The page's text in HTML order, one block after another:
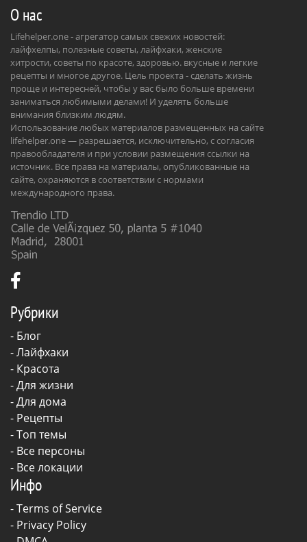
О нас
Lifehelper.one - агрегатор самых свежих новостей:
лайфхелпы, полезные советы, лайфхаки, женские
хитрости, советы по красоте, здоровью. вкусные и легкие
рецепты и многое другое. Цель проекта - сделать жизнь
проще и интересней, чтобы у вас было больше времени
заниматься любимыми делами! И уделять больше
внимания близким людям.
Использование любых материалов размещенных на сайте
lifehelper.one — разрешается, исключительно, с согласия
правообладателя и при условии размещения ссылки на
источник. Все права на материалы, опубликованные на
сайте, охраняются в соответствии с нормами
международного права.
Рубрики
- Блог
-Лайфхаки
- Красота
-Для жизни
-Для дома
- Рецепты
- Топ темы
- Все персоны
- Все локации
Инфо
-Terms of Service
- Privacy Policy